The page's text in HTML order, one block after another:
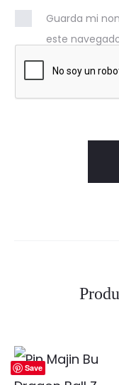
Guarda mi
este
Save